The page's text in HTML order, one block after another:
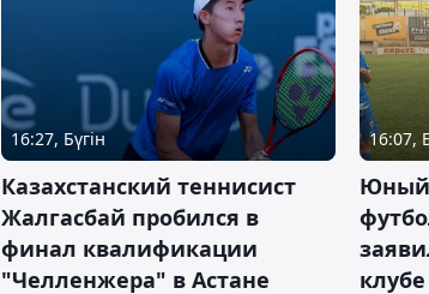
16:27, Бүгін
Казахстанский теннисист
Жалгасбай пробился в
финал квалификации
"Челленжера" в Астане
16:07,
Юный
клубе